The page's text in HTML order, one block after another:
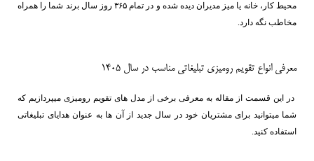
محیط کار، خانه یا میز مدیران دیده شده و در تمام ۳۶۵ روز سال برند شما را همراه
مخاطب نگه دارد.
معرفی انواع تقویم رومیزی تبلیغاتی مناسب در سال 1405
در این قسمت از مقاله به معرفی برخی از مدل های تقویم رومیزی میپردازیم که
شما میتوانید برای مشتریان خود در سال جدید از آن ها به عنوان هدایای تبلیغاتی
استفاده کنید.